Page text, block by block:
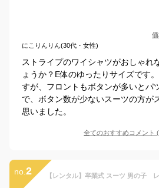
にこりんりん(30代・女性)
ストライプのワイシャツがおしゃれ
ょうか？E体のゆったりサイズです
すが、フロントもボタンが多いとパ
で、ボタン数が少ないスーツの方が
思いました。
全てのおすすめコメント (
no. 2